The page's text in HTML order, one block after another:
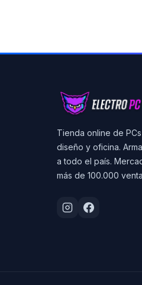
Tienda online de PCs
diseño y oficina.
a todo el país.
más de 100.000